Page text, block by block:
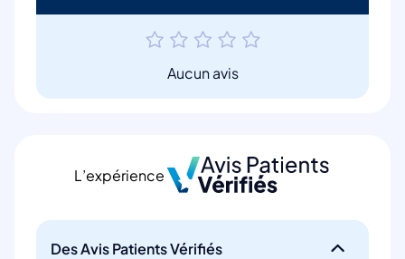
Aucun avis
L’expérience
Des Avis Patients Vérifiés